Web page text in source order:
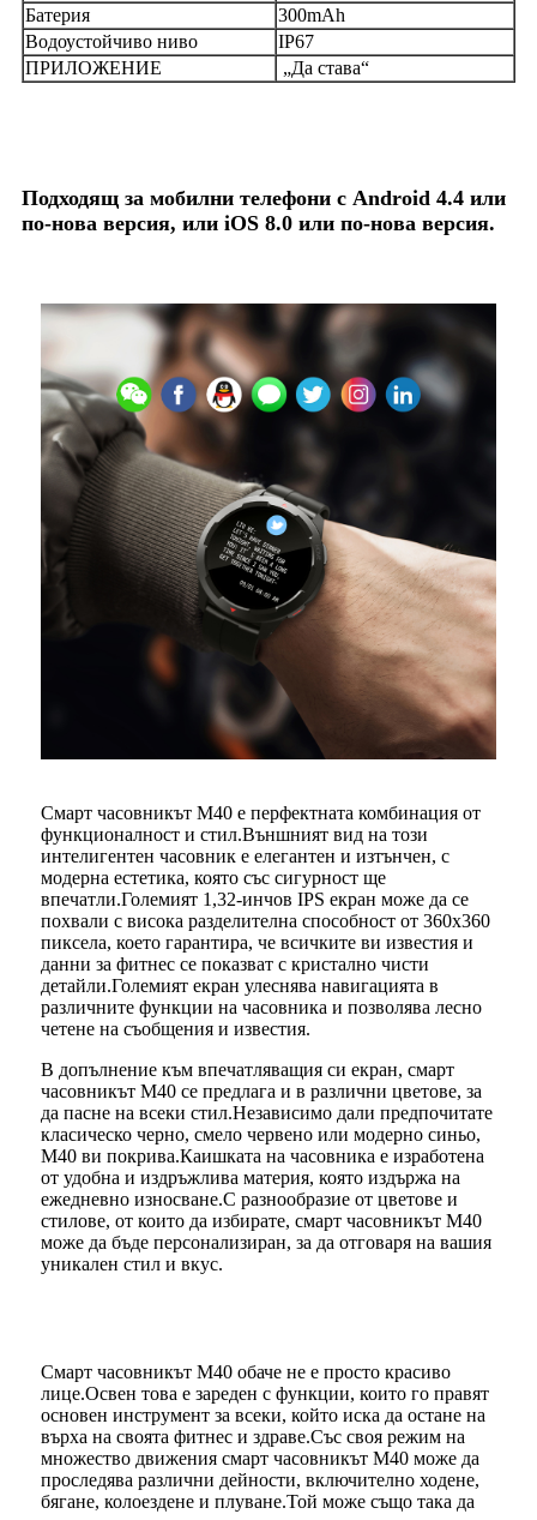
Батерия
300mAh
Водоустойчиво ниво
IP67
ПРИЛОЖЕНИЕ
„Да става“
Подходящ за мобилни телефони с Android 4.4 или
по-нова версия, или iOS 8.0 или по-нова версия.
Смарт часовникът M40 е перфектната комбинация от
функционалност и стил.Външният вид на този
интелигентен часовник е елегантен и изтънчен, с
модерна естетика, която със сигурност ще
впечатли.Големият 1,32-инчов IPS екран може да се
похвали с висока разделителна способност от 360x360
пиксела, което гарантира, че всичките ви известия и
данни за фитнес се показват с кристално чисти
детайли.Големият екран улеснява навигацията в
различните функции на часовника и позволява лесно
четене на съобщения и известия.
В допълнение към впечатляващия си екран, смарт
часовникът M40 се предлага и в различни цветове, за
да пасне на всеки стил.Независимо дали предпочитате
класическо черно, смело червено или модерно синьо,
M40 ви покрива.Каишката на часовника е изработена
от удобна и издръжлива материя, която издържа на
ежедневно износване.С разнообразие от цветове и
стилове, от които да избирате, смарт часовникът M40
може да бъде персонализиран, за да отговаря на вашия
уникален стил и вкус.
Смарт часовникът M40 обаче не е просто красиво
лице.Освен това е зареден с функции, които го правят
основен инструмент за всеки, който иска да остане на
върха на своята фитнес и здраве.Със своя режим на
множество движения смарт часовникът M40 може да
проследява различни дейности, включително ходене,
бягане, колоездене и плуване.Той може също така да